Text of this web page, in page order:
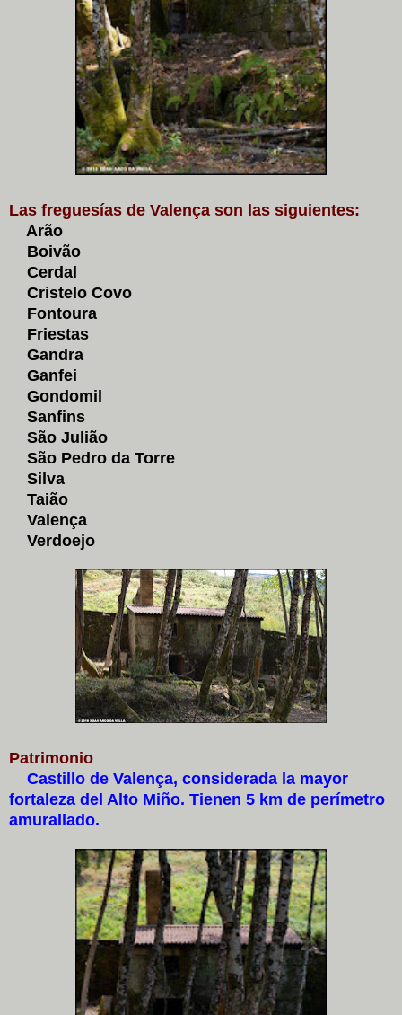
Las freguesías de Valença son las siguientes:
Arão
Boivão
Cerdal
Cristelo Covo
Fontoura
Friestas
Gandra
Ganfei
Gondomil
Sanfins
São Julião
São Pedro da Torre
Silva
Taião
Valença
Verdoejo
Patrimonio
Castillo de Valença, considerada la mayor
fortaleza del Alto Miño. Tienen 5 km de perímetro
amurallado.